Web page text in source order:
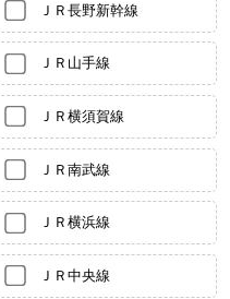
ＪＲ長野新幹線
ＪＲ山手線
ＪＲ横須賀線
ＪＲ南武線
ＪＲ横浜線
ＪＲ中央線